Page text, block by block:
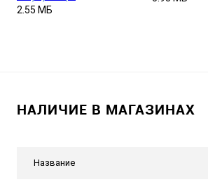
2.55 МБ
НАЛИЧИЕ В МАГАЗИНАХ
Название